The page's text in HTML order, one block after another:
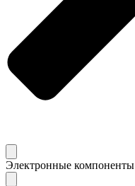
Электронные компоненты